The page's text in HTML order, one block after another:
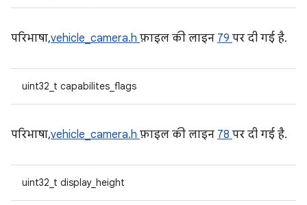
परिभाषा,vehicle_camera.h फ़ाइल की लाइन 79 पर दी गई है.
uint32_t capabilites_flags
परिभाषा,vehicle_camera.h फ़ाइल की लाइन 78 पर दी गई है.
uint32_t display_height